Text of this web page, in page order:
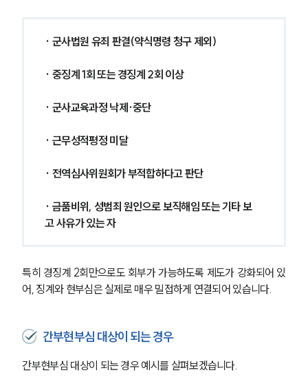
· 군사법원 유죄 판결(약식명령 청구 제외)
· 중징계 1회 또는 경징계 2회 이상
· 군사교육과정 낙제·중단
· 근무성적평정 미달
· 전역심사위원회가 부적합하다고 판단
· 금품비위, 성범죄 원인으로 보직해임 또는 기타 보
고 사유가 있는 자
특히 경징계 2회만으로도 회부가 가능하도록 제도가 강화되어 있
어, 징계와 현부심은 실제로 매우 밀접하게 연결되어 있습니다.
간부현부심 대상이 되는 경우
간부현부심 대상이 되는 경우 예시를 살펴보겠습니다.